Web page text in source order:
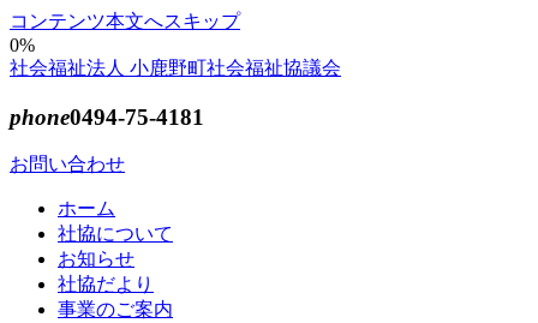
コンテンツ本文へスキップ
0%
社会福祉法人 小鹿野町社会福祉協議会
phone0494-75-4181
お問い合わせ
ホーム
社協について
お知らせ
社協だより
事業のご案内